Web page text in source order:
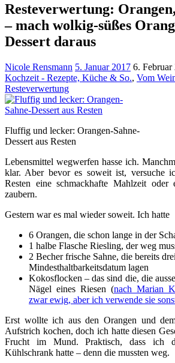
Resteverwertung:
– mach wolkig-süßes
Dessert daraus
Nicole Rensmann 5. Januar 2017 6. Februar
Kochzeit - Rezepte, Küche & So., Vom
Resteverwertung
Fluffig und lecker: Orangen-Sahne-
Dessert aus Resten
Lebensmittel wegwerfen hasse ich.
klar. Aber bevor es soweit ist, versuche
Resten eine schmackhafte Mahlzeit oder
zaubern.
Gestern war es mal wieder soweit. Ich hatte
6 Orangen, die schon lange in der
1 halbe Flasche Riesling, der weg
2 Becher frische Sahne, die bereits
Mindesthaltbarkeitsdatum lagen
Kokosflocken – das sind die, die
Nägel eines Riesen (nach Marian
zwar ewig, aber ich verwende sie
Erst wollte ich aus den Orangen und
Aufstrich kochen, doch ich hatte diesen
Frucht im Mund. Praktisch, dass ich
Kühlschrank hatte – denn die mussten weg.